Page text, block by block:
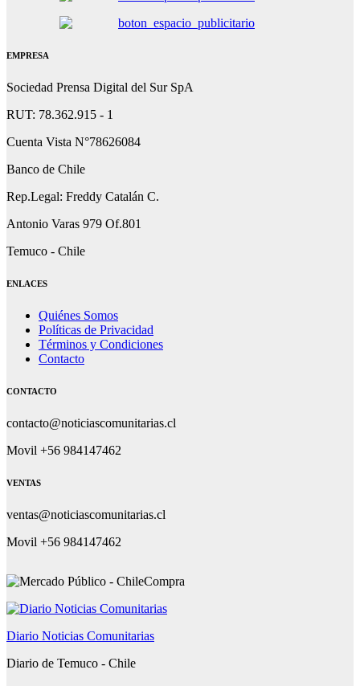
EMPRESA
Sociedad Prensa Digital del Sur SpA
RUT: 78.362.915 - 1
Cuenta Vista N°78626084
Banco de Chile
Rep.Legal: Freddy Catalán C.
Antonio Varas 979 Of.801
Temuco - Chile
ENLACES
Quiénes Somos
Políticas de Privacidad
Términos y Condiciones
Contacto
CONTACTO
contacto@noticiascomunitarias.cl
Movil +56 984147462
VENTAS
ventas@noticiascomunitarias.cl
Movil +56 984147462
Diario Noticias Comunitarias
Diario de Temuco - Chile